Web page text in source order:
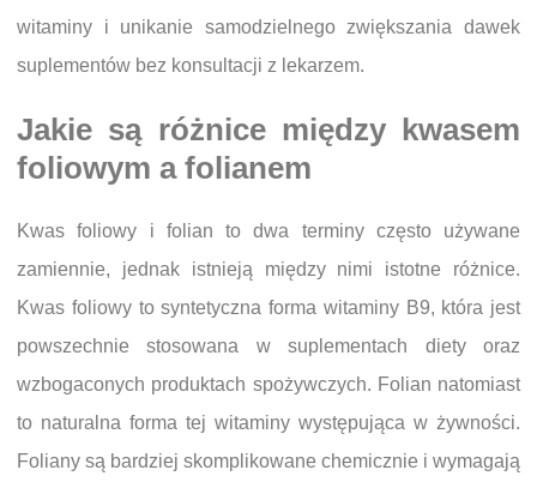
witaminy i unikanie samodzielnego zwiększania dawek
suplementów bez konsultacji z lekarzem.
Jakie są różnice między kwasem
foliowym a folianem
Kwas foliowy i folian to dwa terminy często używane
zamiennie, jednak istnieją między nimi istotne różnice.
Kwas foliowy to syntetyczna forma witaminy B9, która jest
powszechnie stosowana w suplementach diety oraz
wzbogaconych produktach spożywczych. Folian natomiast
to naturalna forma tej witaminy występująca w żywności.
Foliany są bardziej skomplikowane chemicznie i wymagają